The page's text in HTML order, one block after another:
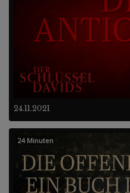
24.11.2021
24 Minuten